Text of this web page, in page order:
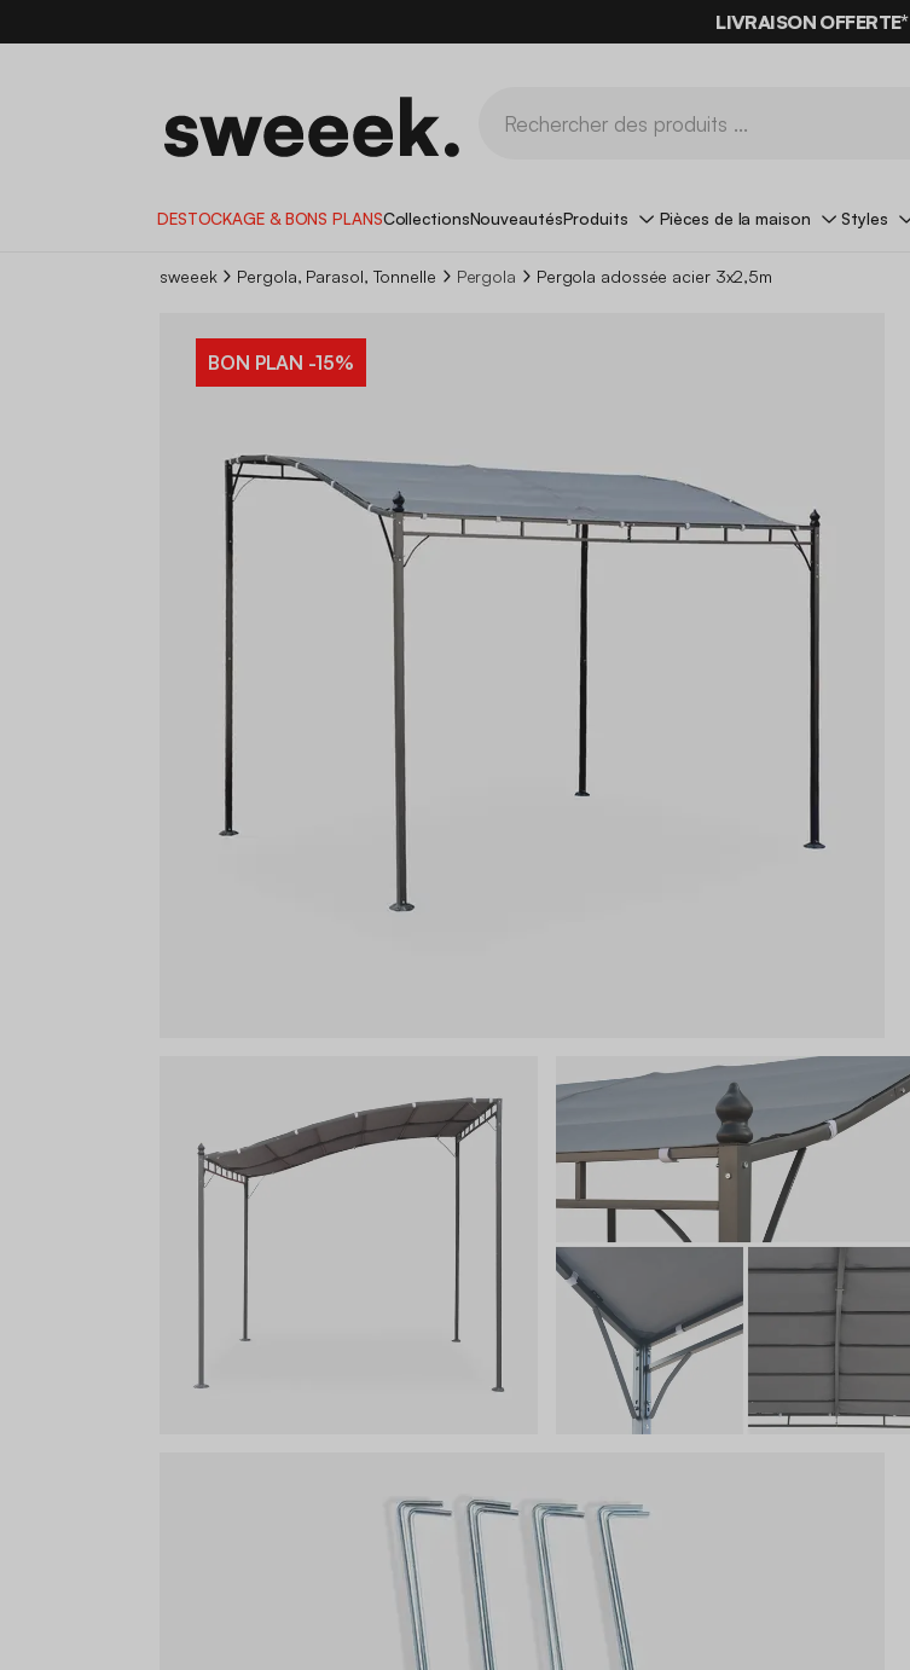
LIVRAISON OFFERTE*
DESTOCKAGE & BONS PLANSCollectionsNouveautésProduits Pièces de la maison Styles
sweeek Pergola, Parasol, Tonnelle Pergola Pergola adossée acier 3x2,5m
BON PLAN -15%